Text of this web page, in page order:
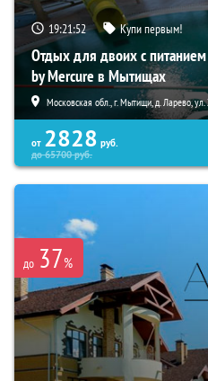
19:21:51 Купи первым!
Отдых для двоих с
by Mercure в Мытищах
Московская обл., г. Мытищи, д. Ларево, ул.
от 2828 руб.
до65700руб.
до 37%